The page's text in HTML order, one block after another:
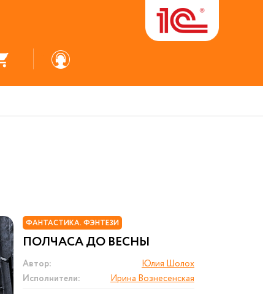
ФАНТАСТИКА. ФЭНТЕЗИ
ПОЛЧАСА ДО ВЕСНЫ
Автор:
Юлия Шолох
Исполнители:
Ирина Вознесенская